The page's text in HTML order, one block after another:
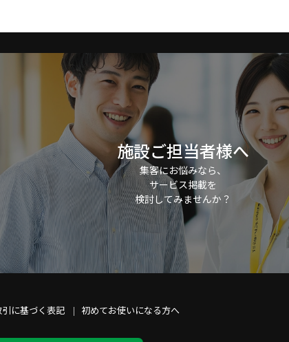
施設ご担当者様へ
集客にお悩みなら、
サービス掲載を
検討してみませんか？
に基づく表記 初めてお使いになる方へ